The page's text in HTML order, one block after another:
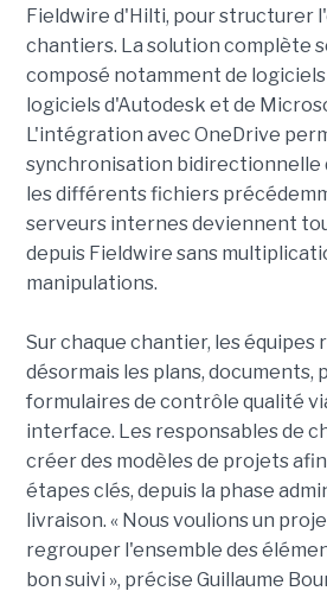
Fieldwire d'Hilti, pour structurer
chantiers. La solution complète
composé notamment de
logiciels d'Autodesk et de
L'intégration avec OneDrive
synchronisation bidirectionnelle
les différents fichiers
serveurs internes deviennent
depuis Fieldwire sans
manipulations.
Sur chaque chantier, les
désormais les plans, documents,
formulaires de contrôle qualité
interface. Les responsables de
créer des modèles de projets
étapes clés, depuis la phase
livraison. « Nous voulions un
regrouper l'ensemble des
bon suivi », précise Guillaume